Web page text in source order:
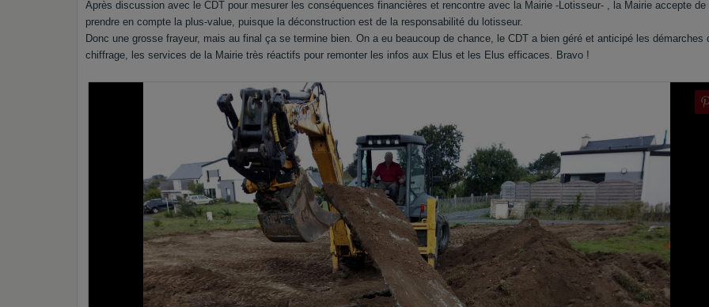
Après discussion avec le CDT pour mesurer les conséquences financières et rencontre avec la Mairie -Lotisseur- , la Mairie accepte de
prendre en compte la plus-value, puisque la déconstruction est de la responsabilité du lotisseur.
Donc une grosse frayeur, mais au final ça se termine bien. On a eu beaucoup de chance, le CDT a bien géré et anticipé les démarches
chiffrage, les services de la Mairie très réactifs pour remonter les infos aux Elus et les Elus efficaces. Bravo !